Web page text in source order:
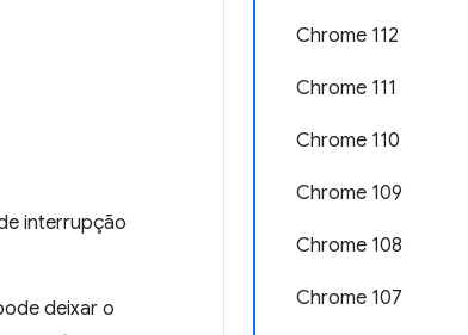
Chrome 112
Chrome 111
Chrome 110
Chrome 109
Chrome 108
Chrome 107
interrupção
deixar o